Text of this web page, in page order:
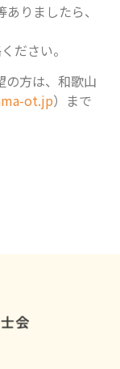
りましたら、
ださい。
の方は、和歌山
ot.jp）まで